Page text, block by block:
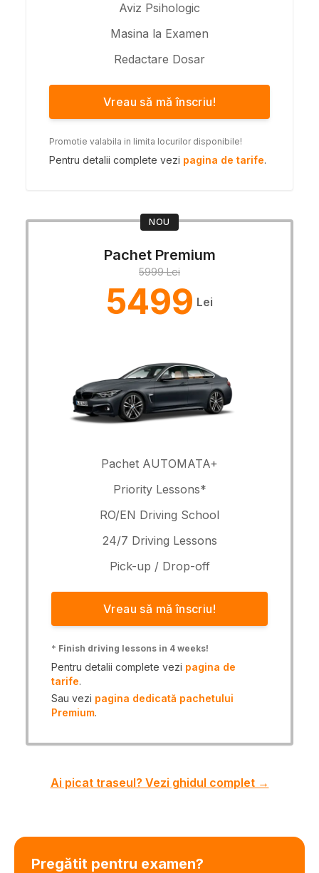
Aviz Psihologic
Masina la Examen
Redactare Dosar
Vreau să mă înscriu!
Promotie valabila in limita locurilor disponibile!
Pentru detalii complete vezi pagina de tarife.
NOU
Pachet Premium
5999 Lei
5499 Lei
Pachet AUTOMATA+
Priority Lessons*
RO/EN Driving School
24/7 Driving Lessons
Pick-up / Drop-off
Vreau să mă înscriu!
* Finish driving lessons in 4 weeks!
Pentru detalii complete vezi pagina de
tarife.
Sau vezi pagina dedicată pachetului
Premium.
Ai picat traseul? Vezi ghidul complet →
Pregătit pentru examen?